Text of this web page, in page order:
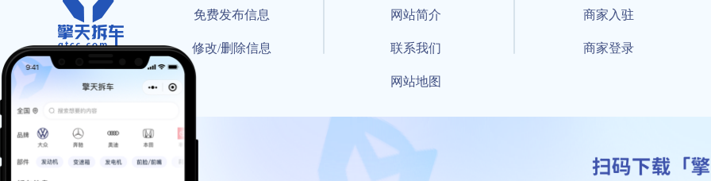
免费发布信息
修改/删除信息
网站简介
联系我们
网站地图
商家入驻
商家登录
© 2021 By 擎天拆车-买卖拆车件，擎天拆车好省快 All Rights Reserved
工信部备案号：鲁ICP备18021004号-17 公安部备案号： 鲁公网安备